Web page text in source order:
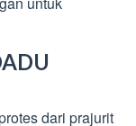
dari prajurit